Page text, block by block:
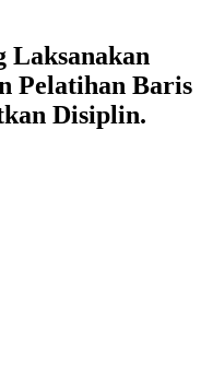
Laksanakan
Pelatihan Baris
Disiplin.